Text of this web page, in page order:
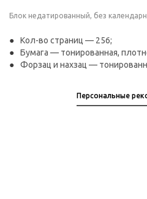
Блок недатированный, без
Кол-во страниц — 256;
Бумага — тонированная,
Форзац и нахзац —
Персональные